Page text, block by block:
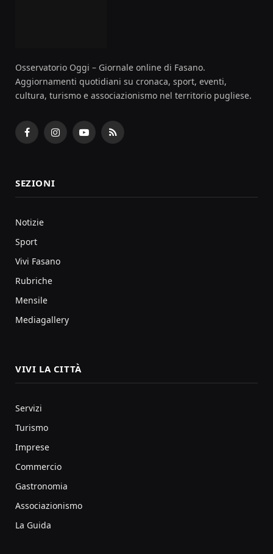
Osservatorio Oggi – Giornale online di Fasano.
Aggiornamenti quotidiani su cronaca, sport, eventi,
cultura, turismo e associazionismo nel territorio pugliese.
FacebookInstagramYouTubeRSS
SEZIONI
Notizie
Sport
Vivi Fasano
Rubriche
Mensile
Mediagallery
VIVI LA CITTÀ
Servizi
Turismo
Imprese
Commercio
Gastronomia
Associazionismo
La Guida